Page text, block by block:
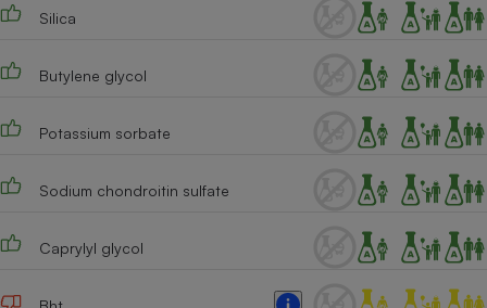
Silica
Butylene glycol
Potassium sorbate
Sodium chondroitin sulfate
Caprylyl glycol